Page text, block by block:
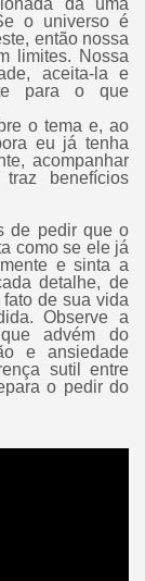
o universo é
então nossa
limites. Nossa
aceita-la e
para o que
o tema e, ao
eu já tenha
acompanhar
benefícios
de pedir que o
como se ele já
e sinta a
detalhe, de
de sua vida
Observe a
advém do
e ansiedade
sutil entre
o pedir do